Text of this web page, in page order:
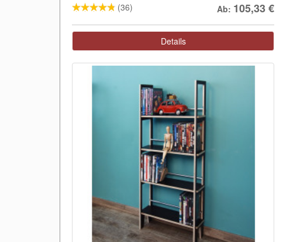
(36) Ab: 105,33€
Details